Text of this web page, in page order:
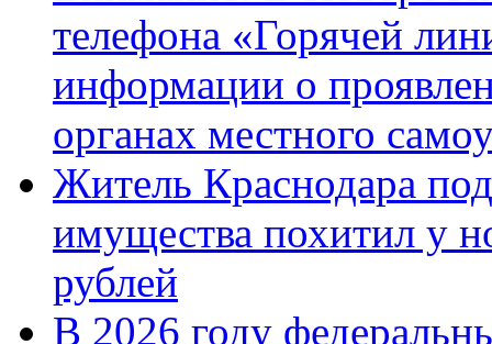
телефона «Горячей
информации о
органах местного
Житель Краснодара
имущества похитил у
рублей
В 2026 году